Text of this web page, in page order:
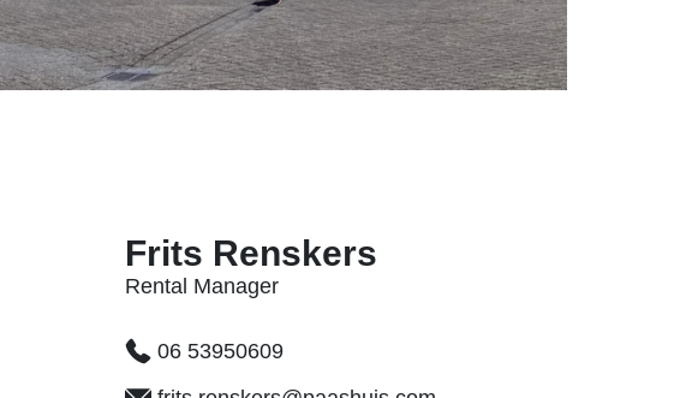
Frits Renskers
Rental Manager
06 53950609